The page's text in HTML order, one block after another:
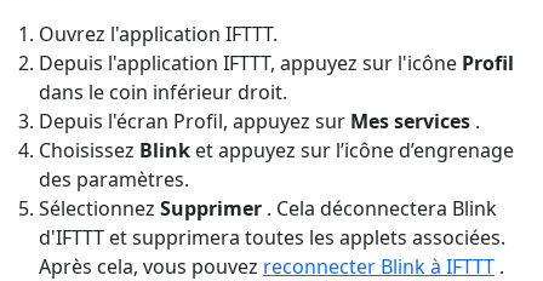
Ouvrez l'application IFTTT.
Depuis l'application IFTTT, appuyez sur l'icône Profil
dans le coin inférieur droit.
Depuis l'écran Profil, appuyez sur Mes services .
Choisissez Blink et appuyez sur l’icône d’engrenage
des paramètres.
Sélectionnez Supprimer . Cela déconnectera Blink
d'IFTTT et supprimera toutes les applets associées.
Après cela, vous pouvez reconnecter Blink à IFTTT .